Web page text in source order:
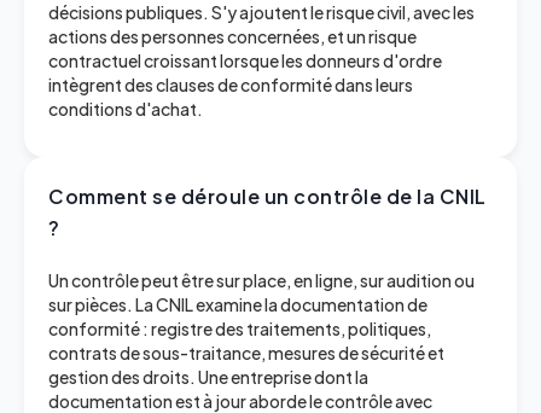
décisions publiques. S'y ajoutent le risque civil, avec les
actions des personnes concernées, et un risque
contractuel croissant lorsque les donneurs d'ordre
intègrent des clauses de conformité dans leurs
conditions d'achat.
Comment se déroule un contrôle de la CNIL
?
Un contrôle peut être sur place, en ligne, sur audition ou
sur pièces. La CNIL examine la documentation de
conformité : registre des traitements, politiques,
contrats de sous-traitance, mesures de sécurité et
gestion des droits. Une entreprise dont la
documentation est à jour aborde le contrôle avec